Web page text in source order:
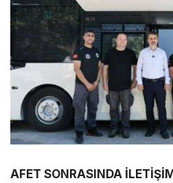
AFET SONRASINDA